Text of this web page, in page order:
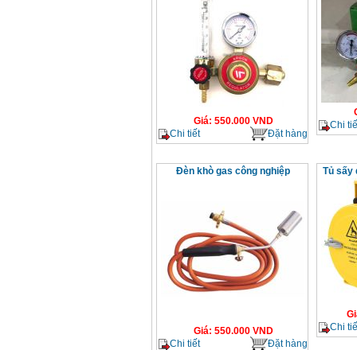
Giá: 550.000VND
Chi tiết
Đặt hàng
Chi
Đèn khò gas công nghiệp
Giá: 550.000VND
Chi tiết
Đặt hàng
Tủ sấy
Chi